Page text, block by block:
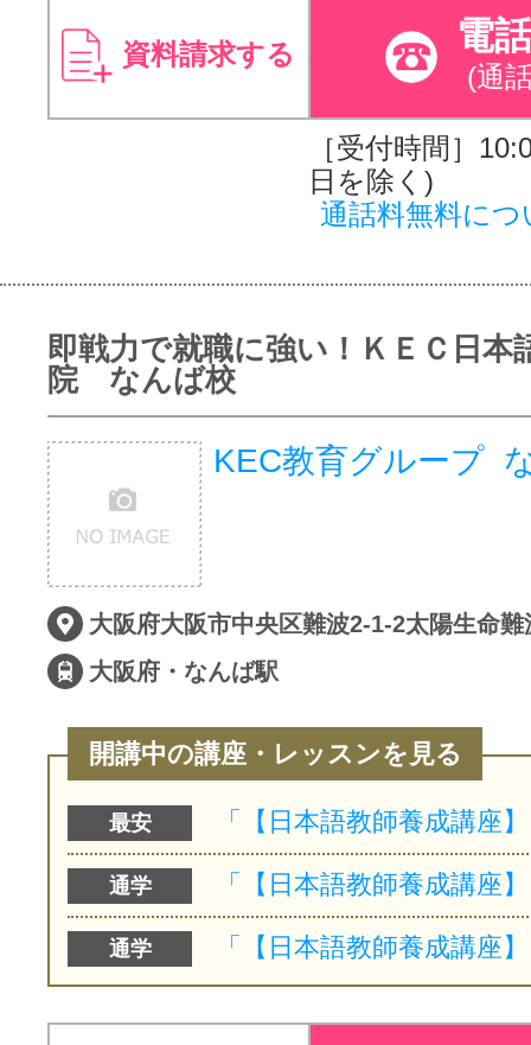
資料請求する 電
(通
［受付時間］
日を除く)
通話料無料につ
即戦力で就職に強い！ＫＥＣ日本
院 なんば校
KEC教育グループ
大阪府大阪市中央区難波2-1-2太陽生命難
大阪府・なんば駅
開講中の講座・レッスンを見る
最安
通学
通学